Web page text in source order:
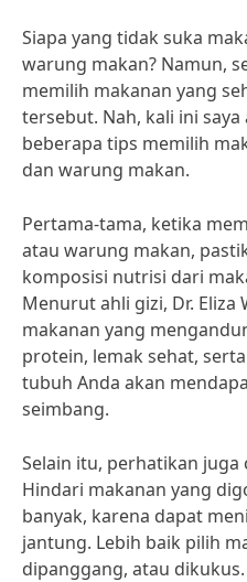
Siapa yang tidak suka
warung makan? Namun,
memilih makanan yang
tersebut. Nah, kali ini
beberapa tips memilih
dan warung makan.
Pertama-tama, ketika
atau warung makan,
komposisi nutrisi dari
Menurut ahli gizi, Dr. Eliza
makanan yang
protein, lemak sehat,
tubuh Anda akan
seimbang.
Selain itu, perhatikan
Hindari makanan yang
banyak, karena dapat
jantung. Lebih baik pilih
dipanggang, atau dikukus.